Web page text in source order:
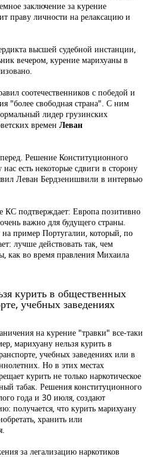
заключение за курение
праву личности на релаксацию и
высшей судебной инстанции,
вечером, курение марихуаны в
соотечественников с победой и
"более свободная страна". С ним
лидер грузинских
времен Леван
Решение Конституционного
нас есть некоторые сдвиги в сторону
Леван Бердзенишвили в интервью
подтверждает: Европа позитивно
важно для будущего страны.
на пример Португалии, который, по
лучше действовать так, чем
как во время правления Михаила
курить в общественных
учебных заведениях
на курение "травки" все-таки
марихуану нельзя курить в
учебных заведениях или в
Но в этих местах
курить не только наркотическое
табак. Решения конституционного
года и 30 июля, создают
получается, что курить марихуану
хранить или
за легализацию наркотиков